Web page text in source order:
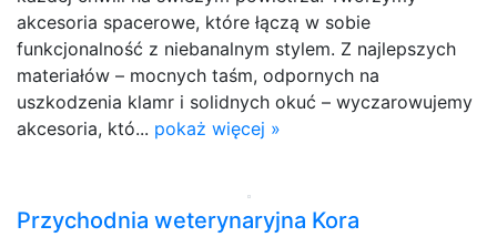
akcesoria spacerowe, które łączą w sobie
funkcjonalność z niebanalnym stylem. Z najlepszych
materiałów – mocnych taśm, odpornych na
uszkodzenia klamr i solidnych okuć – wyczarowujemy
akcesoria, któ... pokaż więcej »
Przychodnia weterynaryjna Kora